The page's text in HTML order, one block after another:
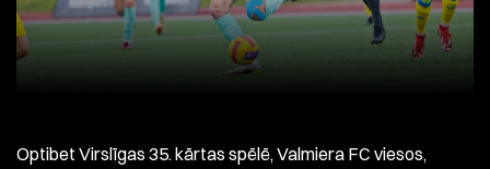
Optibet Virslīgas 35. kārtas spēlē, Valmiera FC viesos,